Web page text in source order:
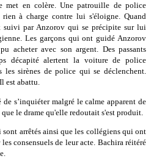
met en colère. Une patrouille de police
à charge contre lui s'éloigne. Quand
suivi par Anzorov qui se précipite sur lui
Les garçons qui ont guidé Anzorov
acheter avec son argent. Des passants
décapité alertent la voiture de police
sirènes de police qui se déclenchent.
est abattu.
s’inquiéter malgré le calme apparent de
le drame qu'elle redoutait s'est produit.
sont arrêtés ainsi que les collégiens qui ont
consensuels de leur acte. Bachira réitéré